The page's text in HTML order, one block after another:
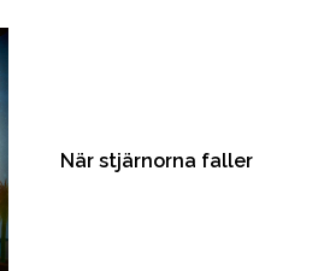
När stjärnorna faller